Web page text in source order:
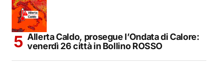
Allerta Caldo, prosegue l’Ondata di Calore:
venerdì 26 città in Bollino ROSSO